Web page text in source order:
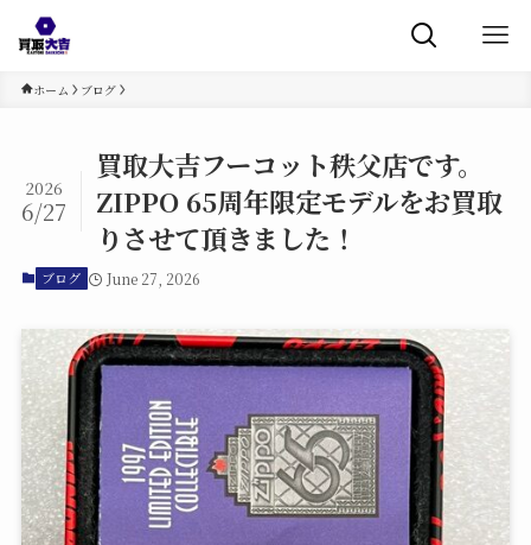
ホーム ブログ
買取大吉フーコット秩父店です。
ZIPPO 65周年限定モデルをお買取
りさせて頂きました！
2026
6/27
ブログ June 27, 2026